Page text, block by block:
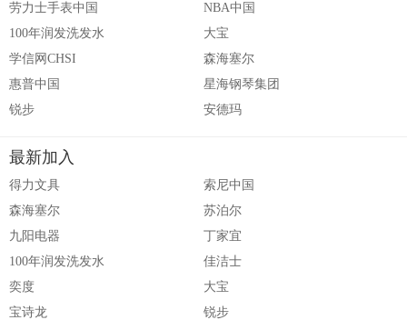
劳力士手表中国
NBA中国
100年润发洗发水
大宝
学信网CHSI
森海塞尔
惠普中国
星海钢琴集团
锐步
安德玛
最新加入
得力文具
索尼中国
森海塞尔
苏泊尔
九阳电器
丁家宜
100年润发洗发水
佳洁士
奕度
大宝
宝诗龙
锐步